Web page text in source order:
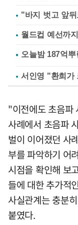
"바지 벗고 앞
월드컵 예선까
서인영 "환희가
"이전에도 초음파
사례에서 초음파
벌이 이어졌던 사
부를 파악하기 어
시점을 확인해 보
들에 대한 추가적
사실관계는 충분
붙였다.